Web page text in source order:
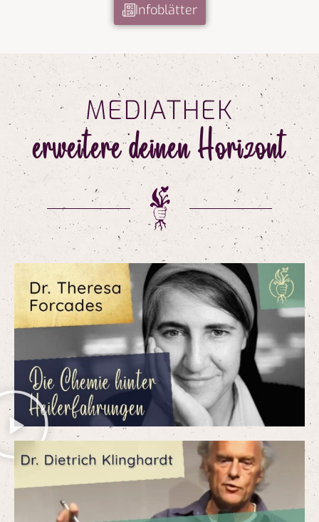
Infoblätter
MEDIATHEK
erweitere deinen Horizont